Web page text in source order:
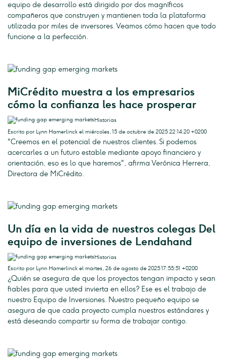
equipo de desarrollo está dirigido por dos magníficos
compañeros que construyen y mantienen toda la plataforma
utilizada por miles de inversores. Veamos cómo hacen que todo
funcione a la perfección.
MiCrédito muestra a los empresarios
cómo la confianza les hace prosperar
Historias
Escrito por Lynn Hamerlinck el miércoles, 15 de octubre de 2025 22:14:20 +0200
"Creemos en el potencial de nuestros clientes. Si podemos
acercarles a un futuro estable mediante apoyo financiero y
orientación, eso es lo que haremos", afirma Verónica Herrera,
Directora de MiCrédito.
Un día en la vida de nuestros colegas Del
equipo de inversiones de Lendahand
Historias
Escrito por Lynn Hamerlinck el martes, 26 de agosto de 2025 17:55:51 +0200
¿Quién se asegura de que los proyectos tengan impacto y sean
fiables para que usted invierta en ellos? Ese es el trabajo de
nuestro Equipo de Inversiones. Nuestro pequeño equipo se
asegura de que cada proyecto cumpla nuestros estándares y
está deseando compartir su forma de trabajar contigo.